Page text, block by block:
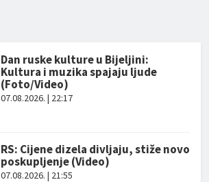
Dan ruske kulture u Bijeljini:
Kultura i muzika spajaju ljude
(Foto/Video)
07.08.2026. | 22:17
RS: Cijene dizela divljaju, stiže novo
poskupljenje (Video)
07.08.2026. | 21:55